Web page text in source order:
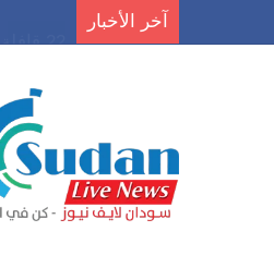
آخر الأخبار